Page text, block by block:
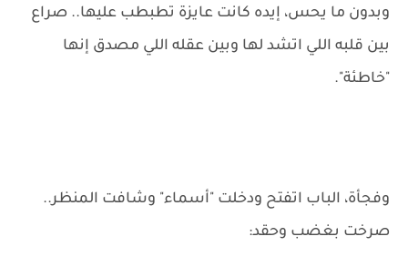
وبدون ما يحس، إيده كانت عايزة تطبطب عليها.. صراع
بين قلبه اللي اتشد لها وبين عقله اللي مصدق إنها
"خاطئة".
وفجأة، الباب اتفتح ودخلت "أسماء" وشافت المنظر..
صرخت بغضب وحقد: